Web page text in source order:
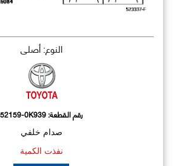
النوع: أصلي
رقم القطعة:52159-0K939
صدام خلفي
نفذت الكمية